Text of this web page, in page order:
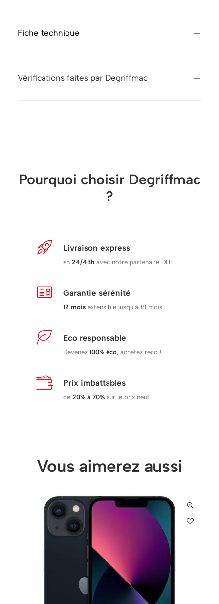
Fiche technique
Vérifications faites par Degriffmac
Pourquoi choisir Degriffmac
?
Livraison express
en 24/48h avec notre partenaire DHL
Garantie sérénité
12 mois extensible jusqu’à 18 mois
Eco responsable
Devenez 100% éco, achetez reco !
Prix imbattables
de 20% à 70% sur le prix neuf
Vous aimerez aussi